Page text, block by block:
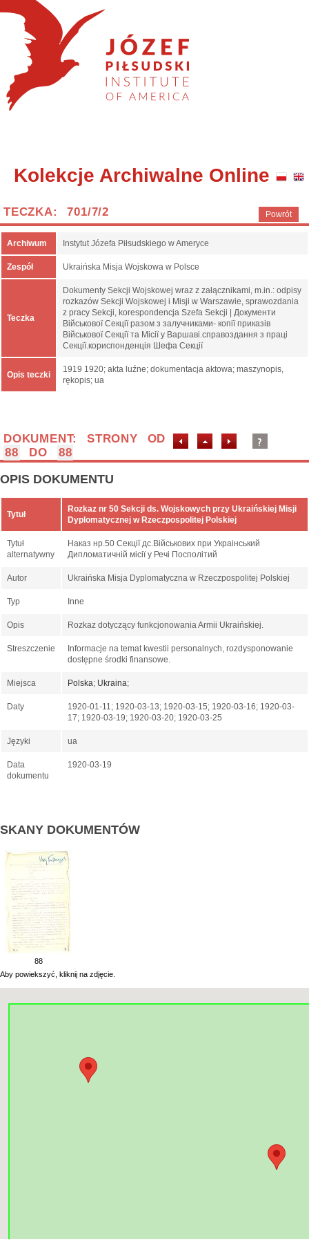
Kolekcje Archiwalne Online
Powrót
TECZKA: 701/7/2
Archiwum Instytut Józefa Piłsudskiego w Ameryce
Zespół Ukraińska Misja Wojskowa w Polsce
Teczka
Dokumenty Sekcji Wojskowej wraz z załącznikami, m.in.: odpisy
rozkazów Sekcji Wojskowej i Misji w Warszawie, sprawozdania
z pracy Sekcji, korespondencja Szefa Sekcji | Документи
Військової Секції разом з залучниками- копії приказів
Військової Секції та Місії у Варшаві.справоздання з праці
Секції.кориспонденція Шефа Секції
Opis teczki
1919 1920; akta luźne; dokumentacja aktowa; maszynopis,
rękopis; ua
DOKUMENT: STRONY OD
88
DO 88
OPIS DOKUMENTU
Tytuł
Rozkaz nr 50 Sekcji ds. Wojskowych przy Ukraińskiej Misji
Dyplomatycznej w Rzeczpospolitej Polskiej
Tytuł
alternatywny
Наказ нр.50 Секції дс.Військових при Украінський
Дипломатичній місії у Речі Посполітий
Autor Ukraińska Misja Dyplomatyczna w Rzeczpospolitej Polskiej
Typ Inne
Opis Rozkaz dotyczący funkcjonowania Armii Ukraińskiej.
Streszczenie
Informacje na temat kwestii personalnych, rozdysponowanie
dostępne środki finansowe.
Miejsca Polska; Ukraina;
Daty
1920-01-11; 1920-03-13; 1920-03-15; 1920-03-16; 1920-03-
17; 1920-03-19; 1920-03-20; 1920-03-25
Języki ua
Data
dokumentu
1920-03-19
SKANY DOKUMENTÓW
88
Aby powiekszyć, kliknij na zdjęcie.